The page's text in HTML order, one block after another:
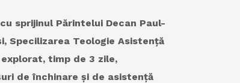
sprijinul Părintelui Decan Paul-
Specilizarea Teologie Asistență
timp de 3 zile,
de închinare și de asistență